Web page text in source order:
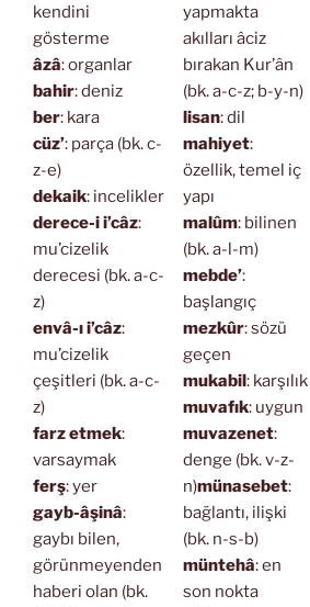
kendini
gösterme
âzâ: organlar
bahir: deniz
ber: kara
cüz’: parça (bk. c-
z-e)
dekaik: incelikler
derece-i i’câz:
mu’cizelik
derecesi (bk. a-c-
z)
envâ-ı i’câz:
mu’cizelik
çeşitleri (bk. a-c-
z)
farz etmek:
varsaymak
ferş: yer
gayb-âşinâ:
gaybı bilen,
görünmeyenden
haberi olan (bk.
yapmakta
akılları âciz
bırakan Kur’ân
(bk. a-c-z; b-y-n)
lisan: dil
mahiyet:
özellik, temel iç
yapı
malûm: bilinen
(bk. a-l-m)
mebde’:
başlangıç
mezkûr: sözü
geçen
mukabil: karşılık
muvafık: uygun
muvazenet:
denge (bk. v-z-
n)münasebet:
bağlantı, ilişki
(bk. n-s-b)
müntehâ: en
son nokta